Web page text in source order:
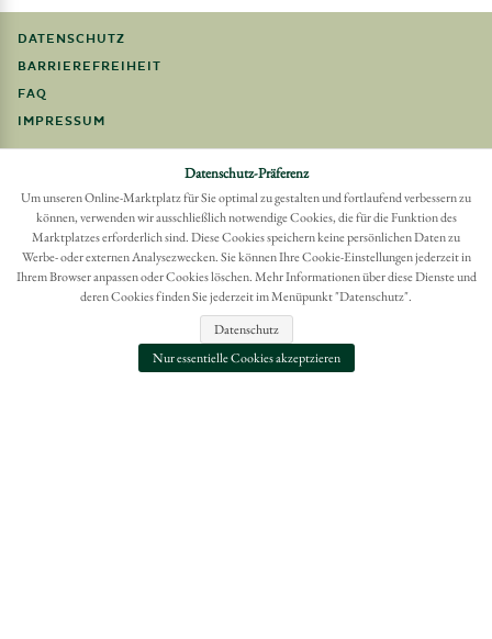
DATENSCHUTZ
BARRIEREFREIHEIT
FAQ
IMPRESSUM
Möchten Sie eine Bestellung widerrufen?
Hier Widerruf mit wenigen Klicks online erreichen
BESTELLUNG WIDERRUFEN
Datenschutz-Präferenz
Um unseren Online-Marktplatz für Sie optimal zu gestalten und fortlaufend verbessern zu
können, verwenden wir ausschließlich notwendige Cookies, die für die Funktion des
Marktplatzes erforderlich sind. Diese Cookies speichern keine persönlichen Daten zu
Werbe- oder externen Analysezwecken. Sie können Ihre Cookie-Einstellungen jederzeit in
Ihrem Browser anpassen oder Cookies löschen. Mehr Informationen über diese Dienste und
deren Cookies finden Sie jederzeit im Menüpunkt "Datenschutz".
Datenschutz
Nur essentielle Cookies akzeptzieren